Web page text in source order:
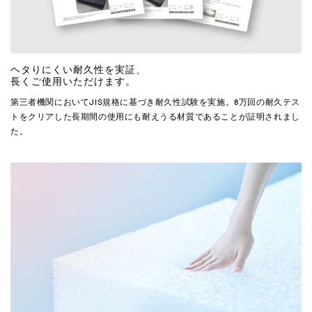
ヘタりにくい耐久性を実証、
長くご使用いただけます。
第三者機関においてJIS規格に基づき耐久性試験を実施。8万回の耐久テス
トをクリアした長期間の使用にも耐えうる材質であることが証明されまし
た。